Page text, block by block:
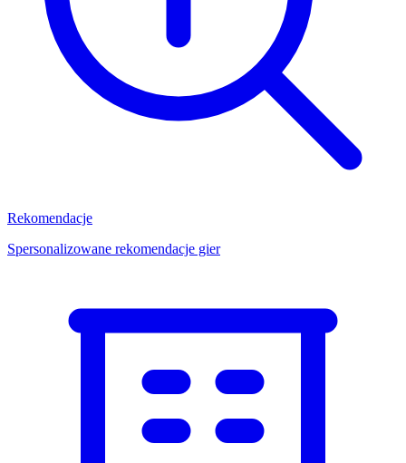
Rekomendacje
Spersonalizowane rekomendacje gier